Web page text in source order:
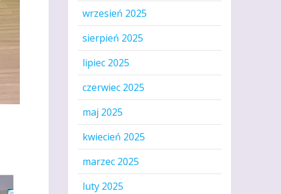
wrzesień 2025
sierpień 2025
lipiec 2025
czerwiec 2025
maj 2025
kwiecień 2025
marzec 2025
luty 2025